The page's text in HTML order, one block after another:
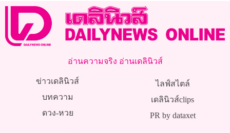
อ่านความจริง อ่านเดลินิวส์
ข่าวเดลินิวส์
บทความ
ดวง-หวย
ไลฟ์สไตล์
เดลินิวส์clips
PR by dataxet